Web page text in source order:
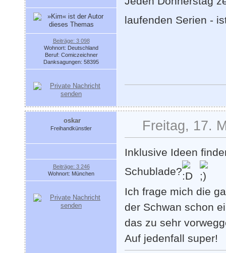
Beiträge: 3 098
Wohnort: Deutschland
Beruf: Comiczeichner
Danksagungen: 58395
laufenden Serien -
oskar
Freihandkünstler
Beiträge: 3 246
Wohnort: München
Freitag, 17.
Inklusive Ideen
Schublade?
Ich frage mich die
der Schwan schon
das zu sehr
Auf jedenfall super!